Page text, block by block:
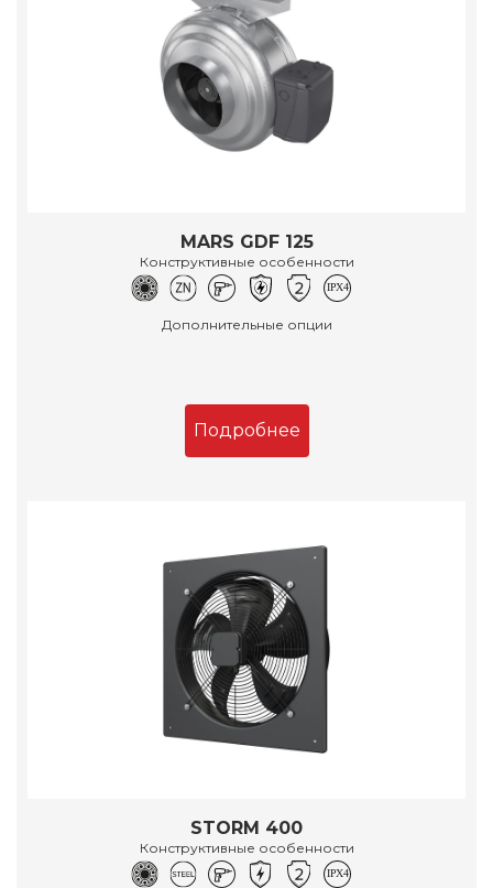
MARS GDF 125
Конструктивные особенности
Дополнительные опции
Подробнее
STORM 400
Конструктивные особенности